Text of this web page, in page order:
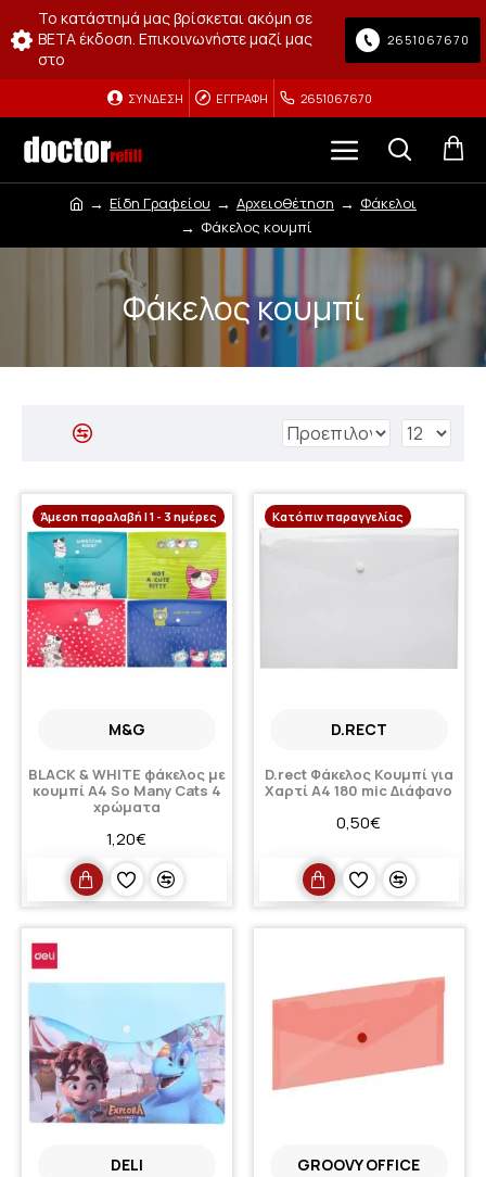
Το κατάστημά μας βρίσκεται ακόμη σε
BETA έκδοση. Επικοινωνήστε μαζί μας
στο
2651067670
ΣΎΝΔΕΣΗ ΕΓΓΡΑΦΉ 2651067670
Είδη Γραφείου Αρχειοθέτηση
Φάκελοι
Φάκελος κουμπί
Φάκελος κουμπί
Άμεση παραλαβή | 1 - 3 ημέρες
M&G
BLACK & WHITE φάκελος με
κουμπί Α4 So Many Cats 4
χρώματα
1,20€
Κατόπιν παραγγελίας
D.RECT
D.rect Φάκελος Κουμπί για
Χαρτί A4 180 mic Διάφανο
0,50€
DELI GROOVY OFFICE